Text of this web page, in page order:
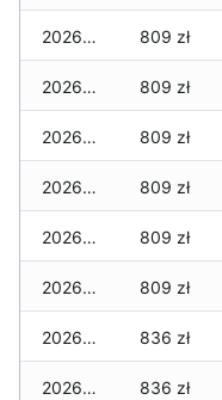
2026-07-08 809 zł
2026-07-07 809 zł
2026-07-06 809 zł
2026-07-05 809 zł
2026-07-04 809 zł
2026-07-03 809 zł
2026-07-02 836 zł
2026-07-01 836 zł